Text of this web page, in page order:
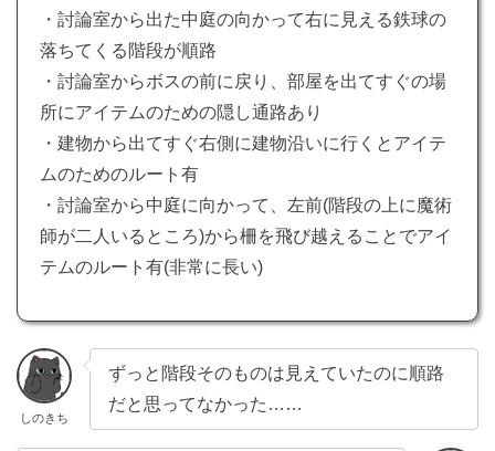
・討論室から出た中庭の向かって右に見える鉄球の
落ちてくる階段が順路
・討論室からボスの前に戻り、部屋を出てすぐの場
所にアイテムのための隠し通路あり
・建物から出てすぐ右側に建物沿いに行くとアイテ
ムのためのルート有
・討論室から中庭に向かって、左前(階段の上に魔術
師が二人いるところ)から柵を飛び越えることでアイ
テムのルート有(非常に長い)
しのきち
ずっと階段そのものは見えていたのに順路
だと思ってなかった……